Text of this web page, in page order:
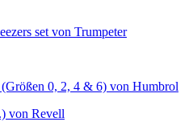
set von Trumpeter
0, 2, 4 & 6) von Humbrol
von Revell